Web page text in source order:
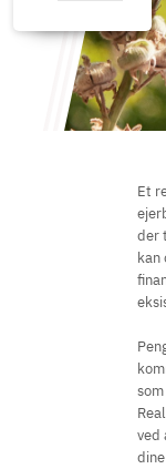
Et
der
kan
ved